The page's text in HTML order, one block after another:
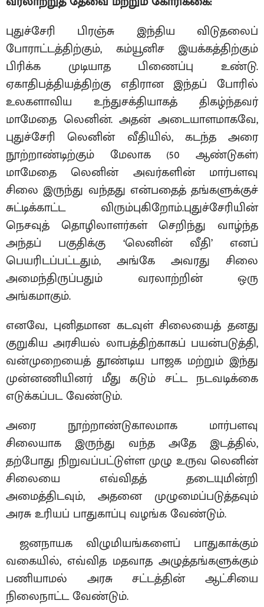
புதுச்சேரி பிரஞ்சு இந்திய விடுதலைப்
போராட்டத்திற்கும், கம்யூனிச இயக்கத்திற்கும்
பிரிக்க முடியாத பிணைப்பு உண்டு.
ஏகாதிபத்தியத்திற்கு எதிரான இந்தப் போரில்
உலகளாவிய உந்துசக்தியாகத் திகழ்ந்தவர்
மாமேதை லெனின். அதன் அடையாளமாகவே,
புதுச்சேரி லெனின் வீதியில், கடந்த அரை
நூற்றாண்டிற்கும் மேலாக (50 ஆண்டுகள்)
மாமேதை லெனின் அவர்களின் மார்பளவு
சிலை இருந்து வந்தது என்பதைத் தங்களுக்குச்
சுட்டிக்காட்ட விரும்புகிறோம்.புதுச்சேரியின்
நெசவுத் தொழிலாளர்கள் செறிந்து வாழ்ந்த
அந்தப் பகுதிக்கு ‘லெனின் வீதி’ எனப்
பெயரிடப்பட்டதும், அங்கே அவரது சிலை
அமைந்திருப்பதும் வரலாற்றின் ஒரு
அங்கமாகும்.
எனவே, புனிதமான கடவுள் சிலையைத் தனது
குறுகிய அரசியல் லாபத்திற்காகப் பயன்படுத்தி,
வன்முறையைத் தூண்டிய பாஜக மற்றும் இந்து
முன்னணியினர் மீது கடும் சட்ட நடவடிக்கை
எடுக்கப்பட வேண்டும்.
அரை நூற்றாண்டுகாலமாக மார்பளவு
சிலையாக இருந்து வந்த அதே இடத்தில்,
தற்போது நிறுவப்பட்டுள்ள முழு உருவ லெனின்
சிலையை எவ்விதத் தடையுமின்றி
அமைத்திடவும், அதனை முழுமைப்படுத்தவும்
அரசு உரியப் பாதுகாப்பு வழங்க வேண்டும்.
ஜனநாயக விழுமியங்களைப் பாதுகாக்கும்
வகையில், எவ்வித மதவாத அழுத்தங்களுக்கும்
பணியாமல் அரசு சட்டத்தின் ஆட்சியை
நிலைநாட்ட வேண்டும்.